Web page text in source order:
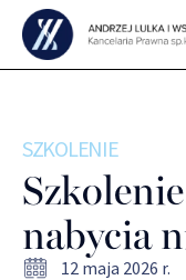
SZKOLENIE
nabycia
12 maja 2026 r.